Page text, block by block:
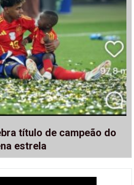
título de campeão do
estrela